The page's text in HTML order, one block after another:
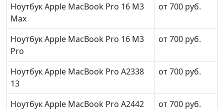
Ноутбук Apple MacBook Pro 16 M3
Max
от 700 руб.
Ноутбук Apple MacBook Pro 16 M3
Pro
от 700 руб.
Ноутбук Apple MacBook Pro A2338
13
от 700 руб.
Ноутбук Apple MacBook Pro A2442
от 700 руб.